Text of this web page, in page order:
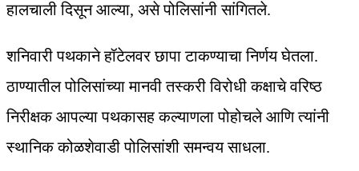
हालचाली दिसून आल्या, असे पोलिसांनी सांगितले.
शनिवारी पथकाने हॉटेलवर छापा टाकण्याचा निर्णय घेतला.
ठाण्यातील पोलिसांच्या मानवी तस्करी विरोधी कक्षाचे वरिष्ठ
निरीक्षक आपल्या पथकासह कल्याणला पोहोचले आणि त्यांनी
स्थानिक कोळशेवाडी पोलिसांशी समन्वय साधला.